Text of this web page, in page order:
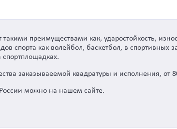
такими преимуществами как, ударостойкость,
спорта как волейбол, баскетбол, в
заказываеемой квадратуры и исполнения, от
можно на нашем сайте.